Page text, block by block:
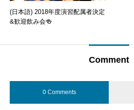
(日本語) 2018年度演習配属者決定
&歓迎飲み会🍻
Comment
0 Comments